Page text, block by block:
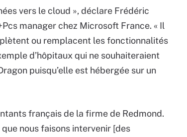
vers le cloud », déclare Frédéric
manager chez Microsoft France. « Il
ou remplacent les fonctionnalités
d’hôpitaux qui ne souhaiteraient
puisqu’elle est hébergée sur un
français de la firme de Redmond.
que nous faisons intervenir [des